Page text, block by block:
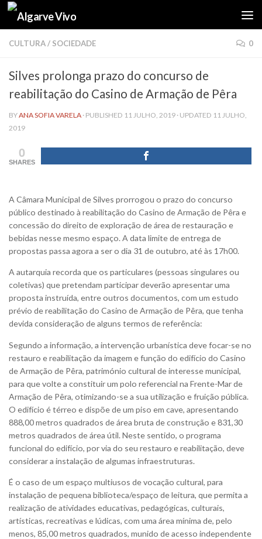
Skip to content
CULTURA/ SOCIEDADE 0
Silves prolonga prazo do concurso de
reabilitação do Casino de Armação de Pêra
BYANA SOFIA VARELA · PUBLISHED 11 JULHO, 2019 · UPDATED 11 JULHO,
2019
0
SHARES
A Câmara Municipal de Silves prorrogou o prazo do concurso
público destinado à reabilitação do Casino de Armação de Pêra e
concessão do direito de exploração de área de restauração e
bebidas nesse mesmo espaço. A data limite de entrega de
propostas passa agora a ser o dia 31 de outubro, até às 17h00.
A autarquia recorda que os particulares (pessoas singulares ou
coletivas) que pretendam participar deverão apresentar uma
proposta instruída, entre outros documentos, com um estudo
prévio de reabilitação do Casino de Armação de Pêra, que tenha
devida consideração de alguns termos de referência:
Segundo a informação, a intervenção urbanística deve focar-se no
restauro e reabilitação da imagem e função do edifício do Casino
de Armação de Pêra, património cultural de interesse municipal,
para que volte a constituir um polo referencial na Frente-Mar de
Armação de Pêra, otimizando-se a sua utilização e fruição pública.
O edifício é térreo e dispõe de um piso em cave, apresentando
888,00 metros quadrados de área bruta de construção e 831,30
metros quadrados de área útil. Neste sentido, o programa
funcional do edifício, por via do seu restauro e reabilitação, deve
considerar a instalação de algumas infraestruturas.
É o caso de um espaço multiusos de vocação cultural, para
instalação de pequena biblioteca/espaço de leitura, que permita a
realização de atividades educativas, pedagógicas, culturais,
artísticas, recreativas e lúdicas, com uma área mínima de, pelo
menos, 85,00 metros quadrados, munido de acesso independente